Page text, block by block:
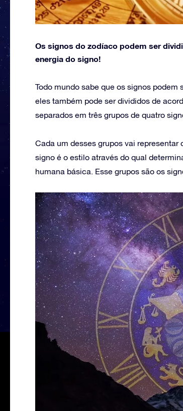
Os signos do zodíaco podem ser
energia do signo!
Todo mundo sabe que os signos
eles também pode ser divididos de
separados em três grupos de quatro
Cada um desses grupos vai
signo é o estilo através do qual
humana básica. Esse grupos são os